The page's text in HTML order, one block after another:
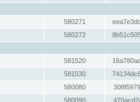
580271
580272
581520
581530
580080
580090